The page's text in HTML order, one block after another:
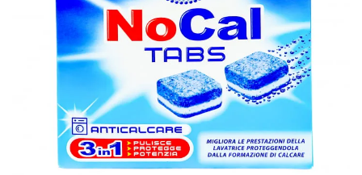
Detergent Pudra Automat
Detergent Lichid
Detergent Pudra Manual
Detergent Lichid Gel
Inalbitor Rufe
Intretinere Masina de Spalat Rufe
Servetele Captare Culori